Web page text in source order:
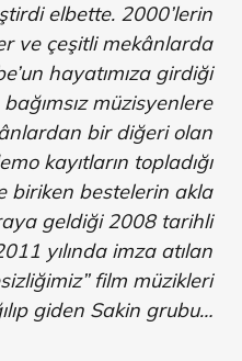
elbette. 2000’lerin
ve çeşitli mekânlarda
hayatımıza girdiği
müzisyenlere
bir diğeri olan
kayıtların topladığı
biriken bestelerin akla
geldiği 2008 tarihli
yılında imza atılan
film müzikleri
giden Sakin grubu…